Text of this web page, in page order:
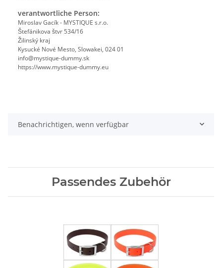
verantwortliche Person:
Miroslav Gacík - MYSTIQUE s.r.o.
Štefánikova štvr 534/16
Žilinský kraj
Kysucké Nové Mesto, Slowakei, 024 01
info@mystique-dummy.sk
https://www.mystique-dummy.eu
Benachrichtigen, wenn verfügbar
Passendes Zubehör